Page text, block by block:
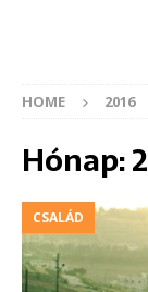
HOME 2016
Hónap:
CSALÁD